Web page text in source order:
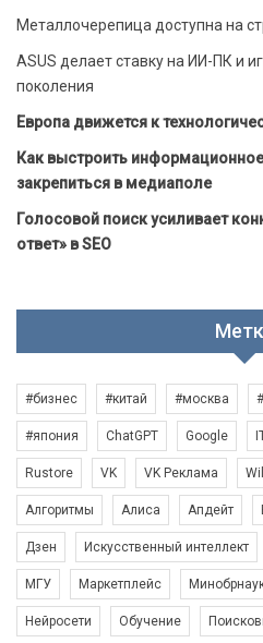
Металлочерепица доступна на
ASUS делает ставку на ИИ-ПК и
поколения
Европа движется к
Как выстроить
закрепиться в медиаполе
Голосовой поиск усиливает
ответ» в SEO
#бизнес #китай #москва
#япония ChatGPT Google
Rustore VK VK Реклама
Алгоритмы Алиса Апдейт
Дзен Искусственный интеллект
МГУ Маркетплейс
Нейросети Обучение